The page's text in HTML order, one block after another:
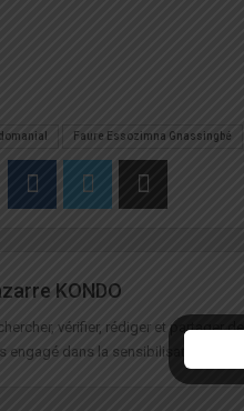
Faure Essozimna Gnassingbé
KONDO
vérifier, rédiger et partager
engagé dans la sensibilisation à la